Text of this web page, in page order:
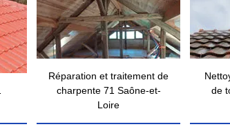
Réparation et traitement de
charpente 71 Saône-et-
Loire
de